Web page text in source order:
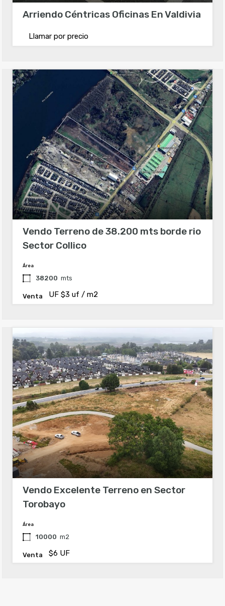
Arriendo Céntricas Oficinas En Valdivia
Llamar por precio
Vendo Terreno de 38.200 mts borde rio
Sector Collico
Área
38200 mts
Venta UF $3 uf / m2
Vendo Excelente Terreno en Sector
Torobayo
Área
10000 m2
Venta $6 UF